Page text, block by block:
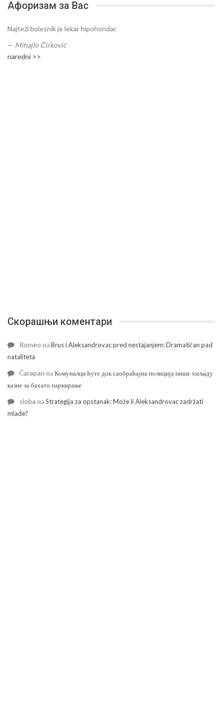
Афоризам за Вас
Najteži bolesnik je lekar hipohondar.
— Mihajlo Ćirković
naredni >>
Скорашњи коментари
Romeo наBrus i Aleksandrovac pred nestajanjem: Dramatičan pad
nataliteta
Čarapan наКомуналци ћуте док саобраћајна полиција пише хиљаду
казне за бахато паркирање
sloba наStrategija za opstanak: Može li Aleksandrovac zadržati
mlade?